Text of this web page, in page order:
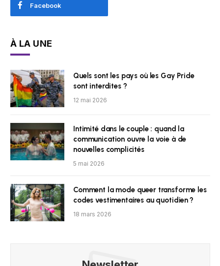
Facebook
À LA UNE
Quels sont les pays où les Gay Pride
sont interdites ?
12 mai 2026
Intimité dans le couple : quand la
communication ouvre la voie à de
nouvelles complicités
5 mai 2026
Comment la mode queer transforme les
codes vestimentaires au quotidien ?
18 mars 2026